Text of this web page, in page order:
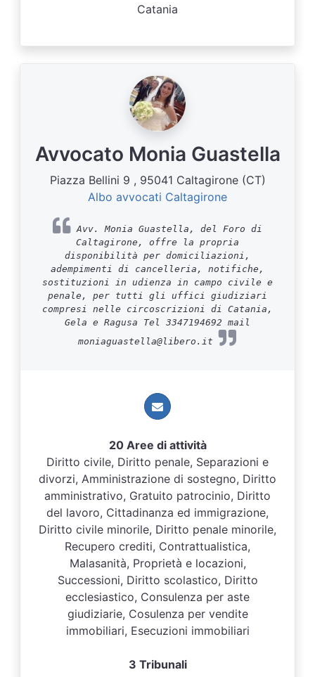
Catania
Avvocato Monia Guastella
Piazza Bellini 9 , 95041 Caltagirone (CT)
Albo avvocati Caltagirone
Avv. Monia Guastella, del Foro di
Caltagirone, offre la propria
disponibilità per domiciliazioni,
adempimenti di cancelleria, notifiche,
sostituzioni in udienza in campo civile e
penale, per tutti gli uffici giudiziari
compresi nelle circoscrizioni di Catania,
Gela e Ragusa Tel 3347194692 mail
moniaguastella@libero.it
20 Aree di attività
Diritto civile, Diritto penale, Separazioni e
divorzi, Amministrazione di sostegno, Diritto
amministrativo, Gratuito patrocinio, Diritto
del lavoro, Cittadinanza ed immigrazione,
Diritto civile minorile, Diritto penale minorile,
Recupero crediti, Contrattualistica,
Malasanità, Proprietà e locazioni,
Successioni, Diritto scolastico, Diritto
ecclesiastico, Consulenza per aste
giudiziarie, Cosulenza per vendite
immobiliari, Esecuzioni immobiliari
3 Tribunali